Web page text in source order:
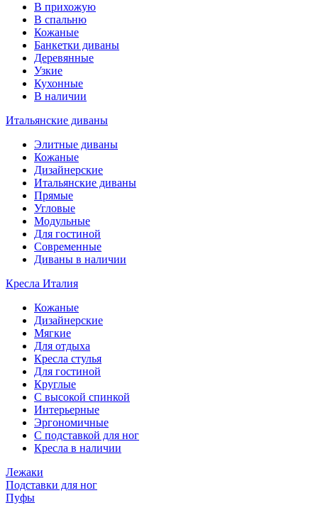
В прихожую
В спальню
Кожаные
Банкетки диваны
Деревянные
Узкие
Кухонные
В наличии
Итальянские диваны
Элитные диваны
Кожаные
Дизайнерские
Итальянские диваны
Прямые
Угловые
Модульные
Для гостиной
Современные
Диваны в наличии
Кресла Италия
Кожаные
Дизайнерские
Мягкие
Для отдыха
Кресла стулья
Для гостиной
Круглые
С высокой спинкой
Интерьерные
Эргономичные
С подставкой для ног
Кресла в наличии
Лежаки
Подставки для ног
Пуфы